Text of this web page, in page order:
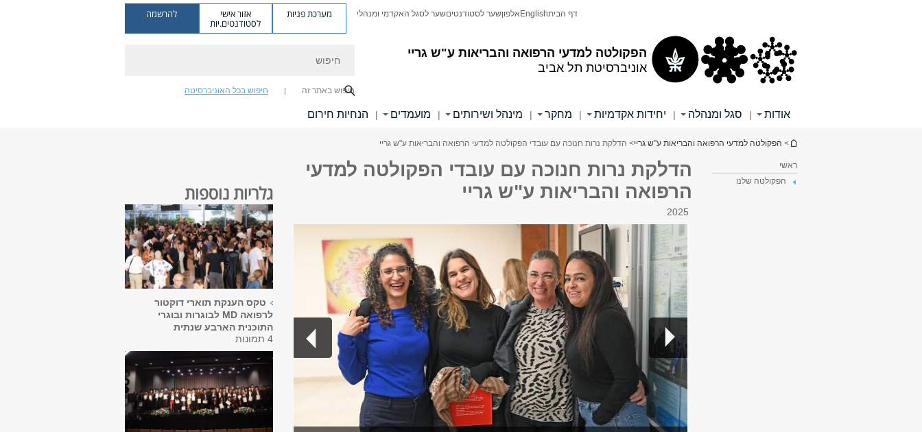
הפקולטה למדעי הרפואה והבריאות ע"ש גריי
אוניברסיטת תל אביב
דף הביתEnglish אלפוןשער לסטודנטיםשער לסגל האקדמי ומנהלי מערכת פניות אזור אישי
לסטודנטים.יות
להרשמה
חיפוש באתר זה חיפוש בכל האוניברסיטה
אודות | סגל ומנהלה | יחידות אקדמיות | מחקר | מינהל ושירותים | מועמדים | הנחיות חירום
הינך נמצא כאן
> הפקולטה למדעי הרפואה והבריאות ע"ש גריי> הדלקת נרות חנוכה עם עובדי הפקולטה למדעי הרפואה והבריאות ע"ש גריי
ראשי
הפקולטה שלנו
הדלקת נרות חנוכה עם עובדי הפקולטה למדעי
הרפואה והבריאות ע"ש גריי
גלריות נוספות
טקס הענקת תוארי דוקטור
לרפואה MD לבוגרות ובוגרי
התוכנית הארבע שנתית
4 תמונות
2025